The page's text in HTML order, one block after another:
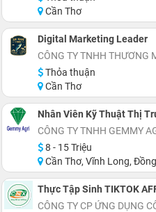
Cần Thơ
Digital Marketing Leader
CÔNG TY TNHH THƯƠNG
Thỏa thuận
Cần Thơ
Nhân Viên Kỹ Thuật Thị
CÔNG TY TNHH GEMMY
8 - 15 Triệu
Cần Thơ, Vĩnh Long, Đồng Tháp, Tiền Giang, Hậu Giang
Thực Tập Sinh TIKTOK
CÔNG TY CP ỨNG DỤNG